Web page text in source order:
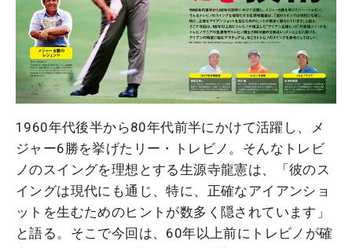
1960年代後半から80年代前半にかけて活躍し、メ
ジャー6勝を挙げたリー・トレビノ。そんなトレビ
ノのスイングを理想とする生源寺龍憲は、「彼のス
イングは現代にも通じ、特に、正確なアイアンショ
ットを生むためのヒントが数多く隠されています」
と語る。そこで今回は、60年以上前にトレビノが確